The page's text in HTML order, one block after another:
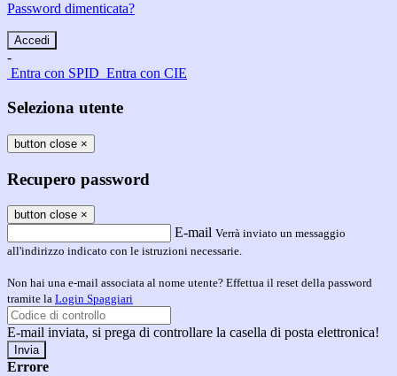
Password dimenticata?
-
Entra con SPID Entra con CIE
Seleziona utente
button close ×
Recupero password
button close ×
E-mail Verrà inviato un messaggio
all'indirizzo indicato con le istruzioni necessarie.
Non hai una e-mail associata al nome utente? Effettua il reset della password
tramite la Login Spaggiari
E-mail inviata, si prega di controllare la casella di posta elettronica!
Errore